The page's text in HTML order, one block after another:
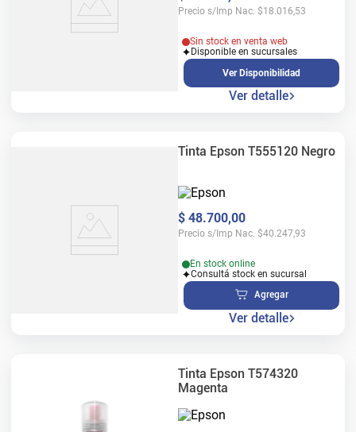
Precio s/Imp Nac. $18.016,53
Sin stock en venta web
Disponible en sucursales
Ver Disponibilidad
Ver detalle
Tinta Epson T555120 Negro
$ 48.700,00
Precio s/Imp Nac. $40.247,93
En stock online
Consultá stock en sucursal
Agregar
Ver detalle
Tinta Epson T574320
Magenta